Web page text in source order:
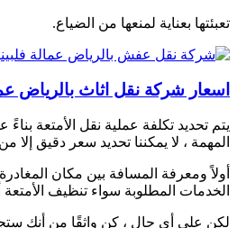
تعبئتها بعناية لمنعها من الضياع.
اسعار شركة نقل اثاث بالرياض
يتم تحديد تكلفة عملية نقل الأمتعة
المهمة ، لا يمكننا تحديد سعر دقيق
أولاً ومعرفة المسافة بين مكان
الخدمات المطلوبة سواء تنظيف الأمتعة
لكن على أي حال ، كن واثقًا من أنك